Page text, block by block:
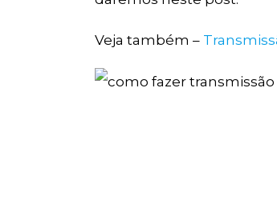
Veja também –